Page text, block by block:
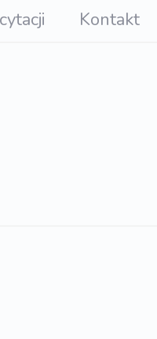
Kontakt